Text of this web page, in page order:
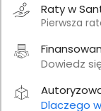
Raty w
Pierwsza
Dowiedz
Dlaczego